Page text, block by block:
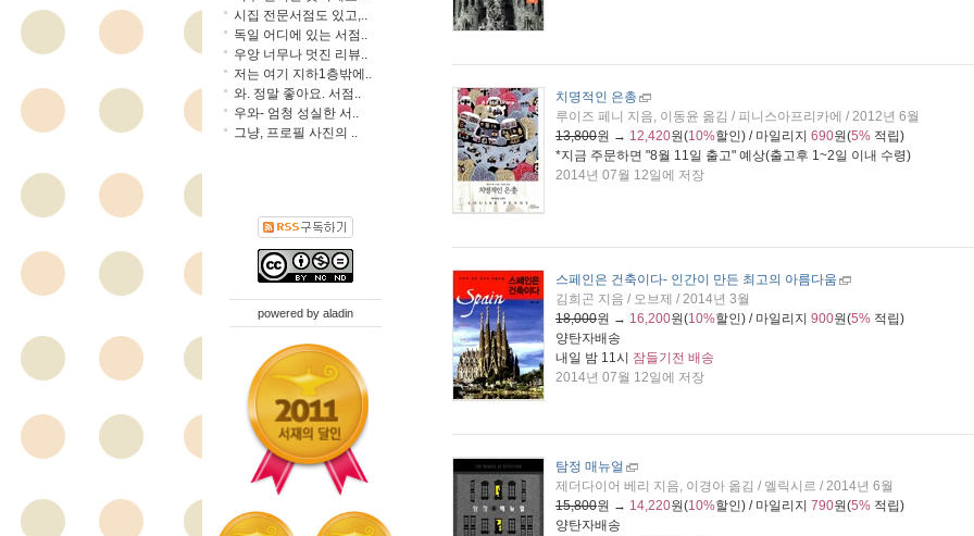
치명적인 은총
루이즈 페니 지음, 이동윤 옮김 / 피니스아프리카에 / 2012년 6월
13,800원 → 12,420원(10%할인) / 마일리지 690원(5% 적립)
*지금 주문하면 "8월 11일 출고" 예상(출고후 1~2일 이내 수령)
2014년 07월 12일에 저장
스페인은 건축이다- 인간이 만든 최고의 아름다움
김희곤 지음 / 오브제 / 2014년 3월
18,000원 → 16,200원(10%할인) / 마일리지 900원(5% 적립)
양탄자배송
내일 밤 11시 잠들기전 배송
2014년 07월 12일에 저장
탐정 매뉴얼
제더다이어 베리 지음, 이경아 옮김 / 엘릭시르 / 2014년 6월
15,800원 → 14,220원(10%할인) / 마일리지 790원(5% 적립)
양탄자배송
시집 전문서점도 있고,..
독일 어디에 있는 서점..
우앙 너무나 멋진 리뷰..
저는 여기 지하1층밖에..
와. 정말 좋아요. 서점..
우와- 엄청 성실한 서..
그냥, 프로필 사진의 ..
powered by aladin